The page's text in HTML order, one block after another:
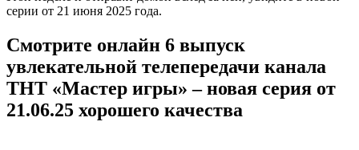
серии от 21 июня 2025 года.
Смотрите онлайн 6 выпуск
увлекательной телепередачи канала
ТНТ «Мастер игры» – новая серия от
21.06.25 хорошего качества